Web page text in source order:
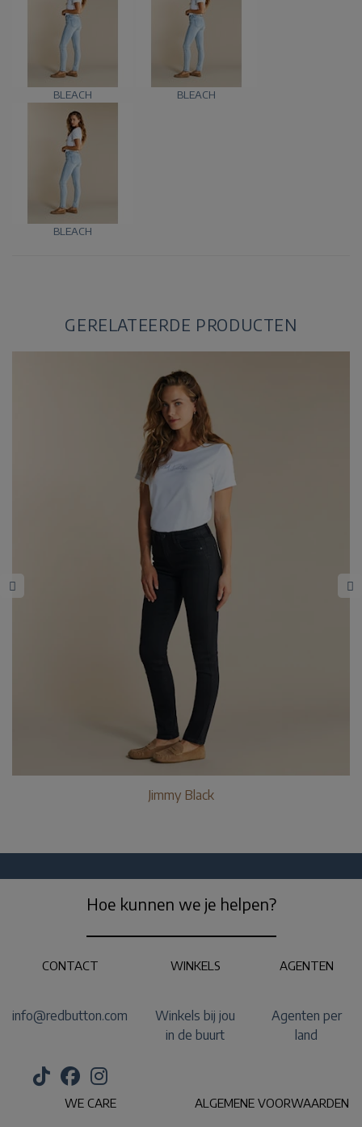
BLEACH BLEACH
BLEACH
GERELATEERDE PRODUCTEN
Jimmy Black
Hoe kunnen we je helpen?
CONTACT
info@redbutton.com
WINKELS
Winkels bij jou
in de buurt
AGENTEN
Agenten per
land
WE CARE ALGEMENE VOORWAARDEN